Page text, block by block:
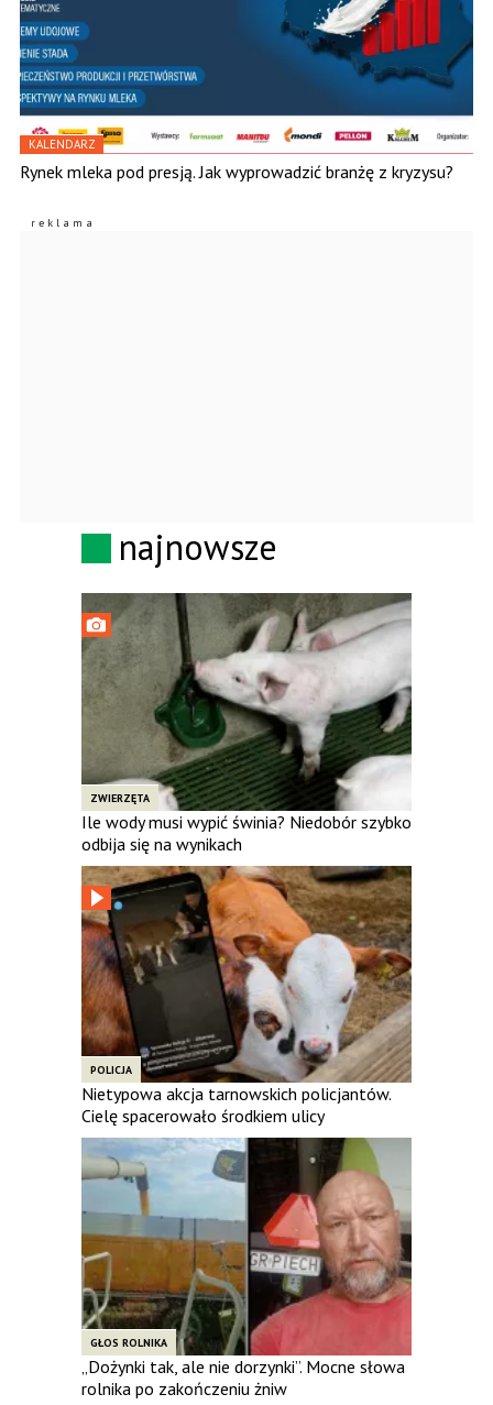
KALENDARZ
Rynek mleka pod presją. Jak wyprowadzić branżę z kryzysu?
najnowsze
ZWIERZĘTA
Ile wody musi wypić świnia? Niedobór szybko
odbija się na wynikach
POLICJA
Nietypowa akcja tarnowskich policjantów.
Cielę spacerowało środkiem ulicy
GŁOS ROLNIKA
„Dożynki tak, ale nie dorzynki”. Mocne słowa
rolnika po zakończeniu żniw